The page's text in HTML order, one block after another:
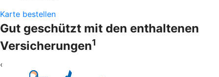
Karte bestellen
Gut geschützt mit den enthaltenen
Versicherungen1
‹